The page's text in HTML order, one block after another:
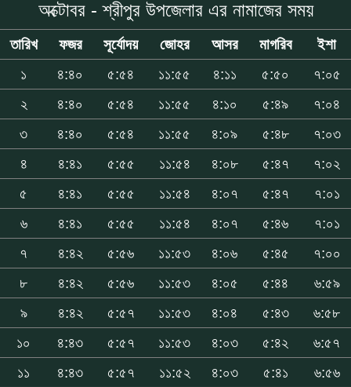
অক্টোবর - শ্রীপুর উপজেলার এর নামাজের সময়
তারিখ ফজর সূর্যোদয় জোহর আসর মাগরিব
ইশা
১
৪:৪০ ৫:৫৪ ১১:৫৫ ৪:১১ ৫:৫০
৭:০৫
২
৪:৪০ ৫:৫৪ ১১:৫৫ ৪:১০ ৫:৪৯
৭:০৪
৩
৪:৪০ ৫:৫৪ ১১:৫৫ ৪:০৯ ৫:৪৮
৭:০৩
৪
৪:৪১ ৫:৫৫ ১১:৫৪ ৪:০৮ ৫:৪৭
৭:০২
৫
৪:৪১ ৫:৫৫ ১১:৫৪ ৪:০৭ ৫:৪৭
৭:০১
৬
৪:৪১ ৫:৫৫ ১১:৫৪ ৪:০৭ ৫:৪৬
৭:০১
৭
৪:৪২ ৫:৫৬ ১১:৫৩ ৪:০৬ ৫:৪৫
৭:০০
৮
৪:৪২ ৫:৫৬ ১১:৫৩ ৪:০৫ ৫:৪৪
৬:৫৯
৯
৪:৪২ ৫:৫৭ ১১:৫৩ ৪:০৪ ৫:৪৩
৬:৫৮
১০
৪:৪৩ ৫:৫৭ ১১:৫৩ ৪:০৩ ৫:৪২
৬:৫৭
১১
৪:৪৩ ৫:৫৭ ১১:৫২ ৪:০৩ ৫:৪১
৬:৫৬